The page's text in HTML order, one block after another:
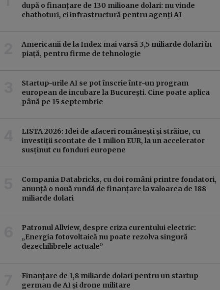
după o finanțare de 130 milioane dolari: nu vinde
chatboturi, ci infrastructură pentru agenți AI
Americanii de la Index mai varsă 3,5 miliarde dolari în
piață, pentru firme de tehnologie
Startup-urile AI se pot înscrie într-un program
european de incubare la București. Cine poate aplica
până pe 15 septembrie
LISTA 2026: Idei de afaceri românești și străine, cu
investiții scontate de 1 milion EUR, la un accelerator
susținut cu fonduri europene
Compania Databricks, cu doi români printre fondatori,
anunță o nouă rundă de finanțare la valoarea de 188
miliarde dolari
Patronul Allview, despre criza curentului electric:
„Energia fotovoltaică nu poate rezolva singură
dezechilibrele actuale”
Finanțare de 1,8 miliarde dolari pentru un startup
german de AI și drone militare